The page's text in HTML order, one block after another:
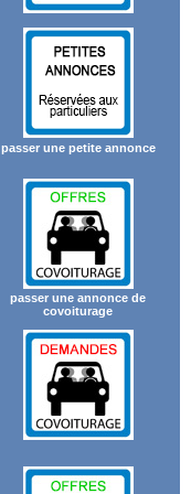
passer une petite annonce
passer une annonce de
covoiturage